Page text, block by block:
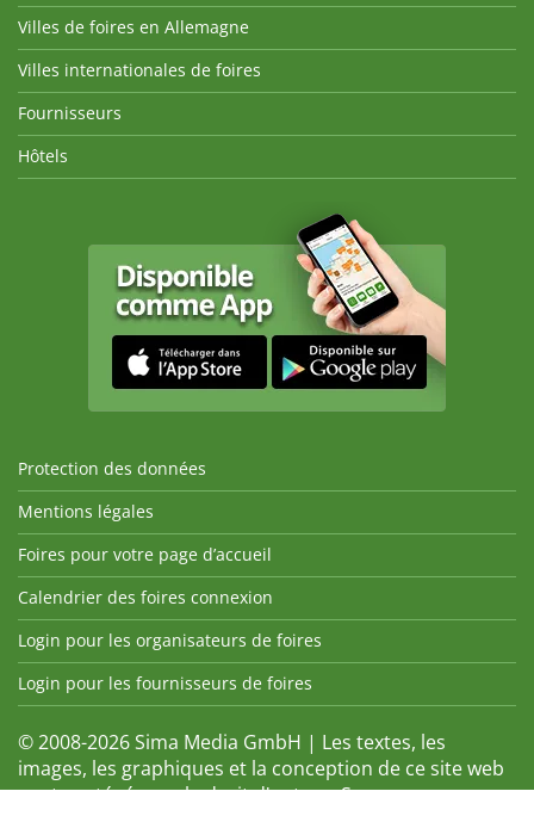
Villes de foires en Allemagne
Villes internationales de foires
Fournisseurs
Hôtels
Protection des données
Mentions légales
Foires pour votre page d’accueil
Calendrier des foires connexion
Login pour les organisateurs de foires
Login pour les fournisseurs de foires
© 2008-2026 Sima Media GmbH | Les textes, les
images, les graphiques et la conception de ce site web
sont protégés par le droit d'auteur. Sans